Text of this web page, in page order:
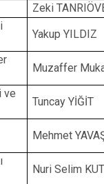
Zeki
Yakup YILDIZ
Muzaffer
ve
Tuncay YİĞİT
Mehmet
Nuri Selim